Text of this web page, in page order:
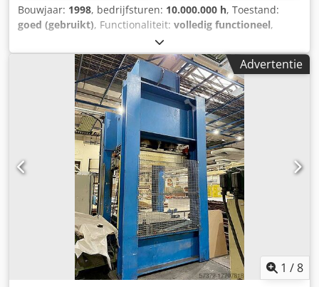
Bouwjaar: 1998, bedrijfsturen: 10.000.000 h, Toestand:
goed (gebruikt), Functionaliteit: volledig functioneel,
Machine voor het vormen en lijmen van kartonnen dozen
Fabrikant: Boix Model: FB-20/E Bouwjaar: 1998 Credpfov T
Dgpox Al Aof Lijmsysteem: Hotmelt-injectie (Nordson)
Productie: 1200 dozen/uur Minimaal. afmeting van de
gevormde doos: 300x250x80 mm Maximaal. afmeting van
de gevormde doos: 600x400x170 mm Maximaal. formaat
van kartonnen plaat: 950x940 mm
Advertentie
1 /8